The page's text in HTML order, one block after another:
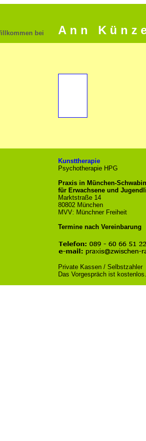
bei A n n K ü n z
Kunsttherapie
Psychotherapie HPG
Praxis in München-
für Erwachsene und
Marktstraße 14
80802 München
MVV: Münchner Freiheit
Termine nach Vereinbarung
Private Kassen / Selbstzahler
Das Vorgespräch ist kostenlos.